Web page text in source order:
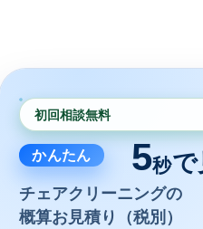
初回相談無料
かんたん 5秒で
チェアクリーニングの
概算お見積り（税別）